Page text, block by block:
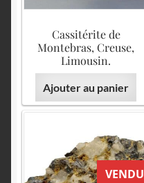
Cassitérite de
Montebras, Creuse,
Limousin.
Ajouter au panier
VENDU